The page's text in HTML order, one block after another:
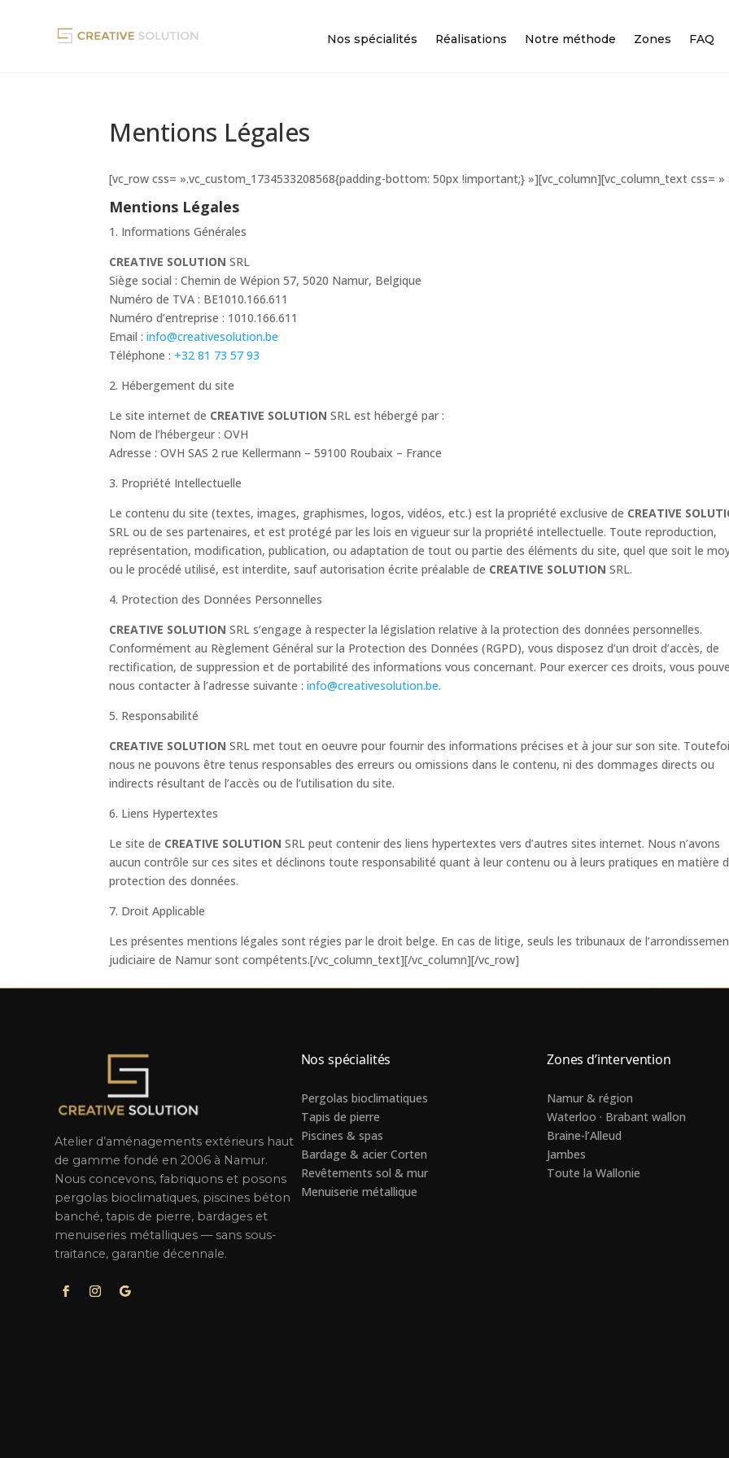
Nos spécialités Réalisations Notre méthode Zones FAQ
Mentions Légales
[vc_row css= ».vc_custom_1734533208568{padding-bottom: 50px !important;} »][vc_column][vc_column_text css= »
Mentions Légales
1. Informations Générales
CREATIVE SOLUTION SRL
Siège social : Chemin de Wépion 57, 5020 Namur, Belgique
Numéro de TVA : BE1010.166.611
Numéro d’entreprise : 1010.166.611
Email :info@creativesolution.be
Téléphone : +32 81 73 57 93
2. Hébergement du site
Le site internet de CREATIVE SOLUTION SRL est hébergé par :
Nom de l’hébergeur : OVH
Adresse : OVH SAS 2 rue Kellermann – 59100 Roubaix – France
3. Propriété Intellectuelle
Le contenu du site (textes, images, graphismes, logos, vidéos, etc.) est la propriété exclusive de CREATIVE
SRL ou de ses partenaires, et est protégé par les lois en vigueur sur la propriété intellectuelle. Toute reproduction,
représentation, modification, publication, ou adaptation de tout ou partie des éléments du site, quel que soit le
ou le procédé utilisé, est interdite, sauf autorisation écrite préalable de CREATIVE SOLUTION SRL.
4. Protection des Données Personnelles
CREATIVE SOLUTION SRL s’engage à respecter la législation relative à la protection des données personnelles.
Conformément au Règlement Général sur la Protection des Données (RGPD), vous disposez d’un droit d’accès, de
rectification, de suppression et de portabilité des informations vous concernant. Pour exercer ces droits, vous
nous contacter à l’adresse suivante :info@creativesolution.be.
5. Responsabilité
CREATIVE SOLUTION SRL met tout en oeuvre pour fournir des informations précises et à jour sur son site.
nous ne pouvons être tenus responsables des erreurs ou omissions dans le contenu, ni des dommages directs ou
indirects résultant de l’accès ou de l’utilisation du site.
6. Liens Hypertextes
Le site de CREATIVE SOLUTION SRL peut contenir des liens hypertextes vers d’autres sites internet. Nous n’avons
aucun contrôle sur ces sites et déclinons toute responsabilité quant à leur contenu ou à leurs pratiques en matière
protection des données.
7. Droit Applicable
Les présentes mentions légales sont régies par le droit belge. En cas de litige, seuls les tribunaux de
judiciaire de Namur sont compétents.[/vc_column_text][/vc_column][/vc_row]
Atelier d’aménagements extérieurs haut
de gamme fondé en 2006 à Namur.
Nous concevons, fabriquons et posons
pergolas bioclimatiques, piscines béton
banché, tapis de pierre, bardages et
menuiseries métalliques — sans sous-
traitance, garantie décennale.
Nos spécialités
Pergolas bioclimatiques
Tapis de pierre
Piscines & spas
Bardage & acier Corten
Revêtements sol & mur
Menuiserie métallique
Zones d’intervention
Namur & région
Waterloo · Brabant wallon
Braine-l’Alleud
Jambes
Toute la Wallonie